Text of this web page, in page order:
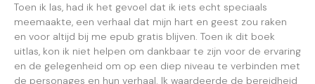
Toen ik las, had ik het gevoel dat ik iets echt speciaals
meemaakte, een verhaal dat mijn hart en geest zou raken
en voor altijd bij me epub gratis blijven. Toen ik dit boek
uitlas, kon ik niet helpen om dankbaar te zijn voor de ervaring
en de gelegenheid om op een diep niveau te verbinden met
de personages en hun verhaal. Ik waardeerde de bereidheid